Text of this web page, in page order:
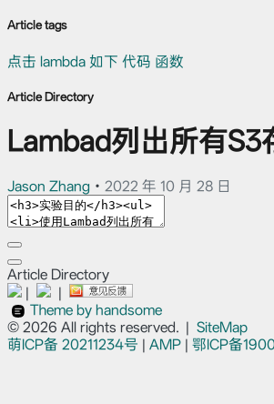
Article tags
点击 lambda 如下 代码 函数
Article Directory
Lambad列出所有S3
Jason Zhang • 2022 年 10 月 28 日
Article Directory
|
|
Theme by handsome
© 2026 All rights reserved. | SiteMap
萌ICP备 20211234号 | AMP | 鄂ICP备